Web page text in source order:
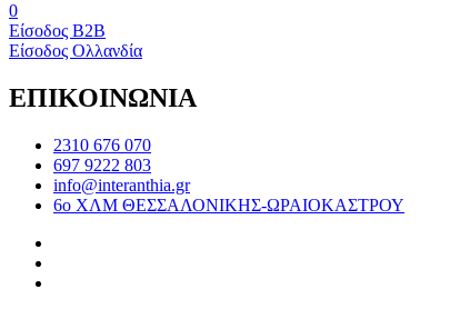
0
Είσοδος B2B
Είσοδος Ολλανδία
ΕΠΙΚΟΙΝΩΝΙΑ
2310 676 070
697 9222 803
info@interanthia.gr
6ο ΧΛΜ ΘΕΣΣΑΛΟΝΙΚΗΣ-ΩΡΑΙΟΚΑΣΤΡΟΥ